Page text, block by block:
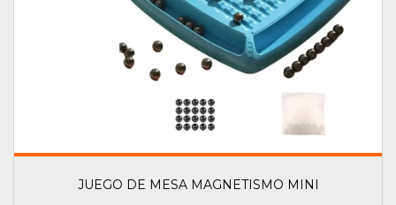
JUEGO DE MESA MAGNETISMO MINI